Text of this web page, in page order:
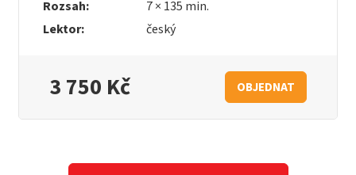
Rozsah:
7 × 135 min.
Lektor:
český
3 750 Kč OBJEDNAT